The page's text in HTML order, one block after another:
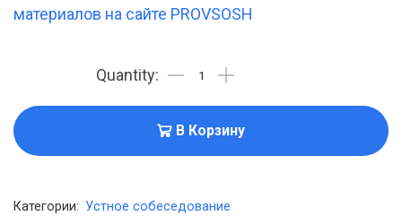
материалов на сайте PROVSOSH
В Корзину
Категории: Устное собеседование